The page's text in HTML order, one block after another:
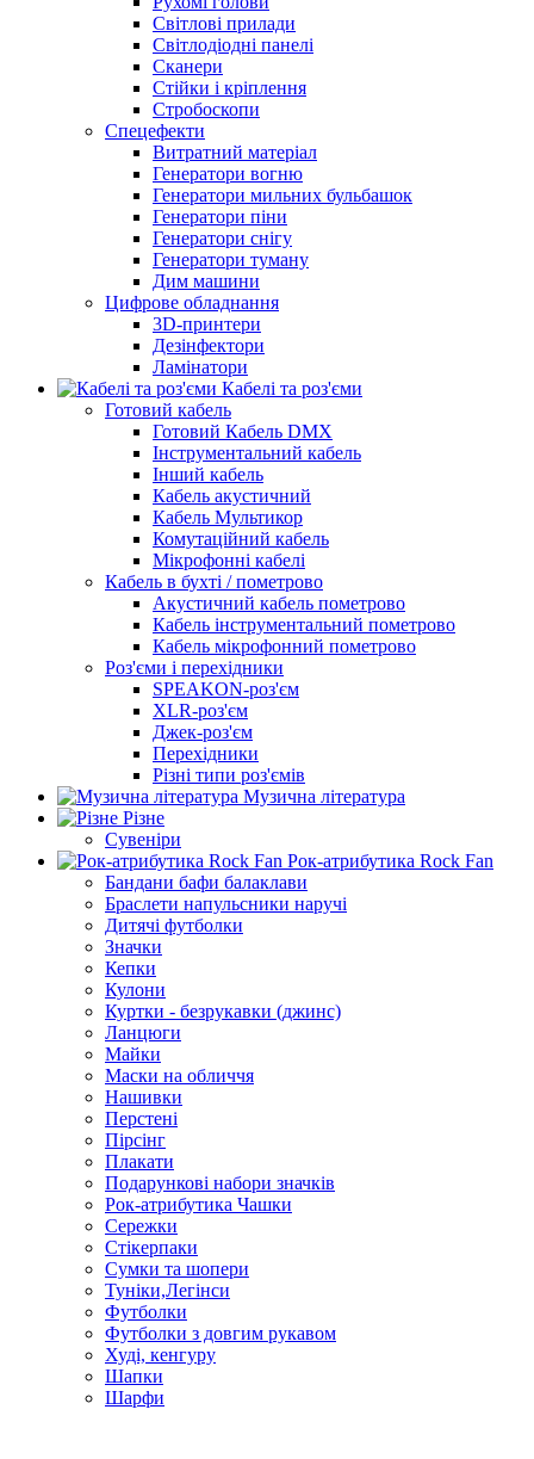
Світлові прилади
Світлодіодні панелі
Сканери
Стійки і кріплення
Стробоскопи
Спецефекти
Витратний матеріал
Генератори вогню
Генератори мильних бульбашок
Генератори піни
Генератори снігу
Генератори туману
Дим машини
Цифрове обладнання
3D-принтери
Дезінфектори
Ламінатори
Кабелі та роз'єми
Готовий кабель
Готовий Кабель DMX
Інструментальний кабель
Інший кабель
Кабель акустичний
Кабель Мультикор
Комутаційний кабель
Мікрофонні кабелі
Кабель в бухті / пометрово
Акустичний кабель пометрово
Кабель інструментальний пометрово
Кабель мікрофонний пометрово
Роз'єми і перехідники
SPEAKON-роз'єм
XLR-роз'єм
Джек-роз'єм
Перехідники
Різні типи роз'ємів
Музична література
Різне
Сувеніри
Рок-атрибутика Rock Fan
Бандани бафи балаклави
Браслети напульсники наручі
Дитячі футболки
Значки
Кепки
Кулони
Куртки - безрукавки (джинс)
Ланцюги
Майки
Маски на обличчя
Нашивки
Перстені
Пірсінг
Плакати
Подарункові набори значків
Рок-атрибутика Чашки
Сережки
Стікерпаки
Сумки та шопери
Туніки,Легінси
Футболки
Футболки з довгим рукавом
Худі, кенгуру
Шапки
Шарфи